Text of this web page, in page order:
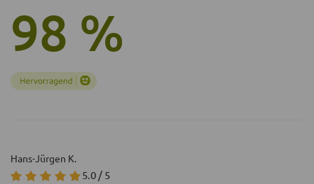
98 %
Hans-Jürgen K.
5.0 / 5